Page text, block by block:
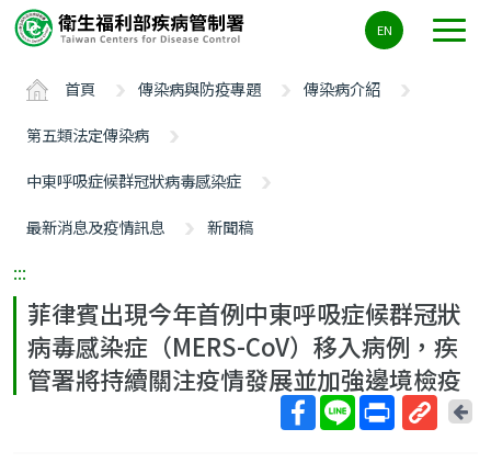
要
ALT+C
EN
首頁 傳染病與防疫專題
傳染病介紹
第五類法定傳染病
中東呼吸症候群冠狀病毒感染症
最新消息及疫情訊息
新聞稿
:::
菲律賓出現今年首例中東呼吸症候群冠狀
病毒感染症（MERS-CoV）移入病例，疾
管署將持續關注疫情發展並加強邊境檢疫
回